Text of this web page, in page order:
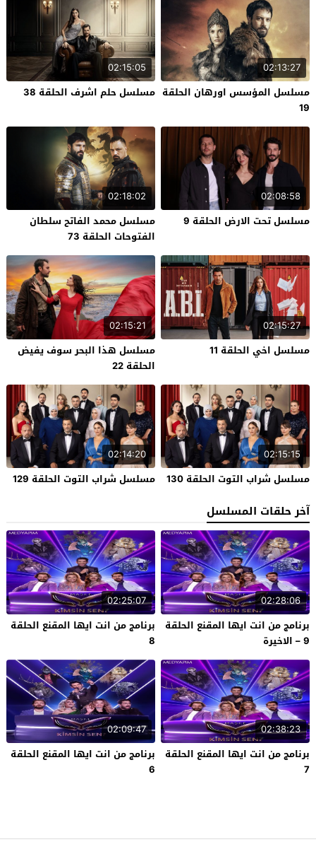
02:13:27
مسلسل المؤسس اورهان الحلقة
19
02:15:05
مسلسل حلم اشرف الحلقة 38
02:08:58
مسلسل تحت الارض الحلقة 9
02:18:02
مسلسل محمد الفاتح سلطان
الفتوحات الحلقة 73
02:15:27
مسلسل اخي الحلقة 11
02:15:21
مسلسل هذا البحر سوف يفيض
الحلقة 22
02:15:15
مسلسل شراب التوت الحلقة 130
02:14:20
مسلسل شراب التوت الحلقة 129
آخر حلقات المسلسل
02:28:06
برنامج من انت ايها المقنع الحلقة
9 – الاخيرة
02:25:07
برنامج من انت ايها المقنع الحلقة
8
02:38:23
برنامج من انت ايها المقنع الحلقة
7
02:09:47
برنامج من انت ايها المقنع الحلقة
6